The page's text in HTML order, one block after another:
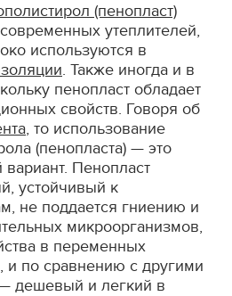
(пенопласт)
утеплителей,
используются в
. Также иногда и в
пенопласт обладает
свойств. Говоря об
, то использование
(пенопласта) — это
Пенопласт
устойчивый к
не поддается гниению и
микроорганизмов,
в переменных
и по сравнению с другими
дешевый и легкий в